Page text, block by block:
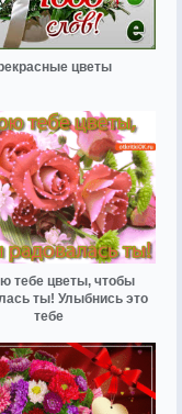
цветы
тебе цветы, чтобы
ты! Улыбнись это
тебе